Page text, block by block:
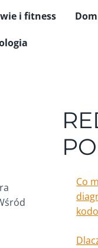
i fitness
Co